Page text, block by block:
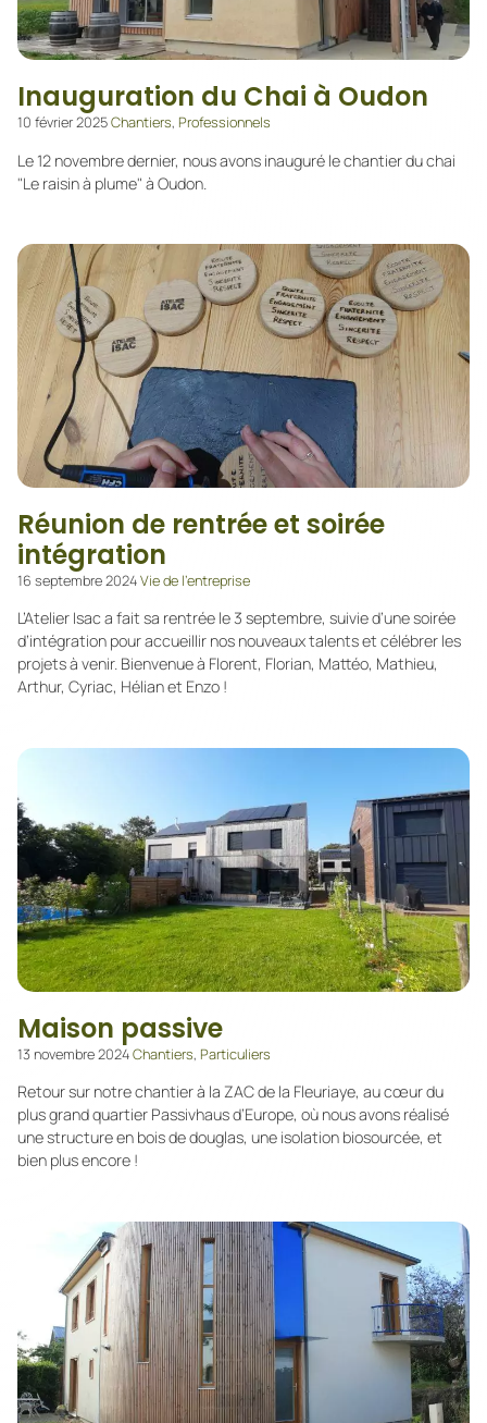
Inauguration du Chai à Oudon
10 février 2025Chantiers, Professionnels
Le 12 novembre dernier, nous avons inauguré le chantier du chai
"Le raisin à plume" à Oudon.
Réunion de rentrée et soirée
intégration
16 septembre 2024Vie de l’entreprise
L’Atelier Isac a fait sa rentrée le 3 septembre, suivie d’une soirée
d’intégration pour accueillir nos nouveaux talents et célébrer les
projets à venir. Bienvenue à Florent, Florian, Mattéo, Mathieu,
Arthur, Cyriac, Hélian et Enzo !
Maison passive
13 novembre 2024Chantiers, Particuliers
Retour sur notre chantier à la ZAC de la Fleuriaye, au cœur du
plus grand quartier Passivhaus d’Europe, où nous avons réalisé
une structure en bois de douglas, une isolation biosourcée, et
bien plus encore !